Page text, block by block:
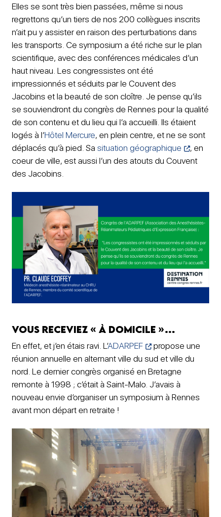
Elles se sont très bien passées, même si nous
regrettons qu’un tiers de nos 200 collègues inscrits
n’ait pu y assister en raison des perturbations dans
les transports. Ce symposium a été riche sur le plan
scientifique, avec des conférences médicales d’un
haut niveau. Les congressistes ont été
impressionnés et séduits par le Couvent des
Jacobins et la beauté de son cloître. Je pense qu’ils
se souviendront du congrès de Rennes pour la qualité
de son contenu et du lieu qui l’a accueilli. Ils étaient
logés à l’Hôtel Mercure, en plein centre, et ne se sont
déplacés qu’à pied. Sa situation géographique
, en
coeur de ville, est aussi l’un des atouts du Couvent
des Jacobins.
Vous receviez « à domicile »…
En effet, et j’en étais ravi. L’ADARPEF
propose une
réunion annuelle en alternant ville du sud et ville du
nord. Le dernier congrès organisé en Bretagne
remonte à 1998 ; c’était à Saint-Malo. J’avais à
nouveau envie d’organiser un symposium à Rennes
avant mon départ en retraite !